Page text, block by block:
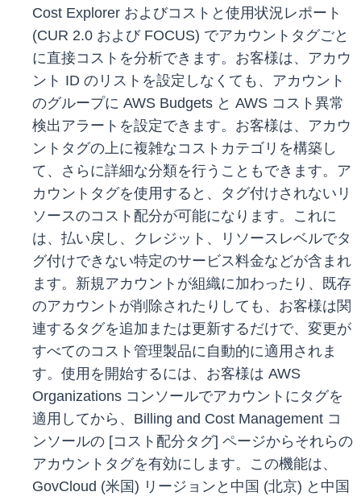
Cost Explorer およびコストと使用状況レポート
(CUR 2.0 および FOCUS) でアカウントタグごと
に直接コストを分析できます。お客様は、アカウ
ント ID のリストを設定しなくても、アカウント
のグループに AWS Budgets と AWS コスト異常
検出アラートを設定できます。お客様は、アカウ
ントタグの上に複雑なコストカテゴリを構築し
て、さらに詳細な分類を行うこともできます。ア
カウントタグを使用すると、タグ付けされないリ
ソースのコスト配分が可能になります。これに
は、払い戻し、クレジット、リソースレベルでタ
グ付けできない特定のサービス料金などが含まれ
ます。新規アカウントが組織に加わったり、既存
のアカウントが削除されたりしても、お客様は関
連するタグを追加または更新するだけで、変更が
すべてのコスト管理製品に自動的に適用されま
す。使用を開始するには、お客様は AWS
Organizations コンソールでアカウントにタグを
適用してから、Billing and Cost Management コ
ンソールの [コスト配分タグ] ページからそれらの
アカウントタグを有効にします。この機能は、
GovCloud (米国) リージョンと中国 (北京) と中国